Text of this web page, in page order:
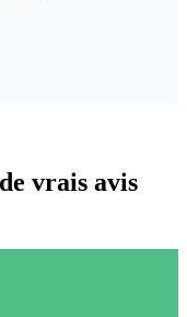
vrais avis